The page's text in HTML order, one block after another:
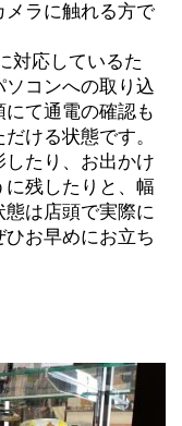
メラに触れる方で
対応しているた
コンへの取り込
て通電の確認も
ける状態です。
したり、お出かけ
残したりと、幅
は店頭で実際に
お早めにお立ち